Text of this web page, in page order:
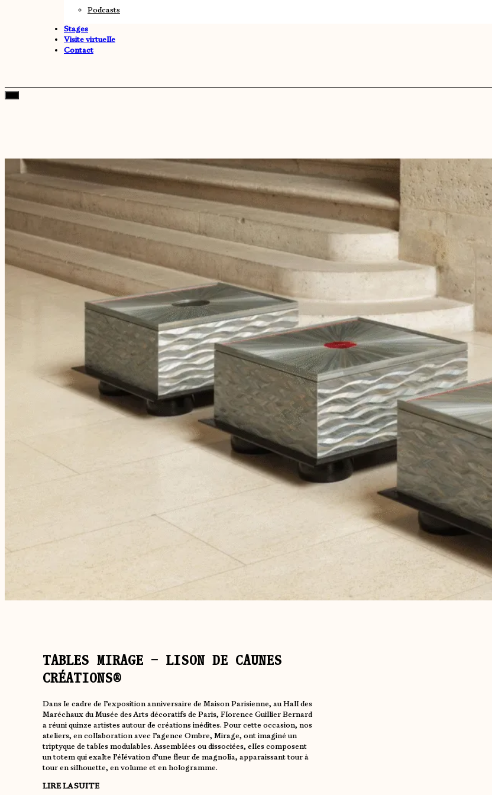
Podcasts
Stages
Visite virtuelle
Contact
TABLES MIRAGE – LISON DE CAUNES
CRÉATIONS®
Dans le cadre de l’exposition anniversaire de Maison Parisienne, au Hall des
Maréchaux du Musée des Arts décoratifs de Paris, Florence Guillier Bernard
a réuni quinze artistes autour de créations inédites. Pour cette occasion, nos
ateliers, en collaboration avec l’agence Ombre, Mirage, ont imaginé un
triptyque de tables modulables. Assemblées ou dissociées, elles composent
un totem qui exalte l’élévation d’une fleur de magnolia, apparaissant tour à
tour en silhouette, en volume et en hologramme.
LIRE LA SUITE